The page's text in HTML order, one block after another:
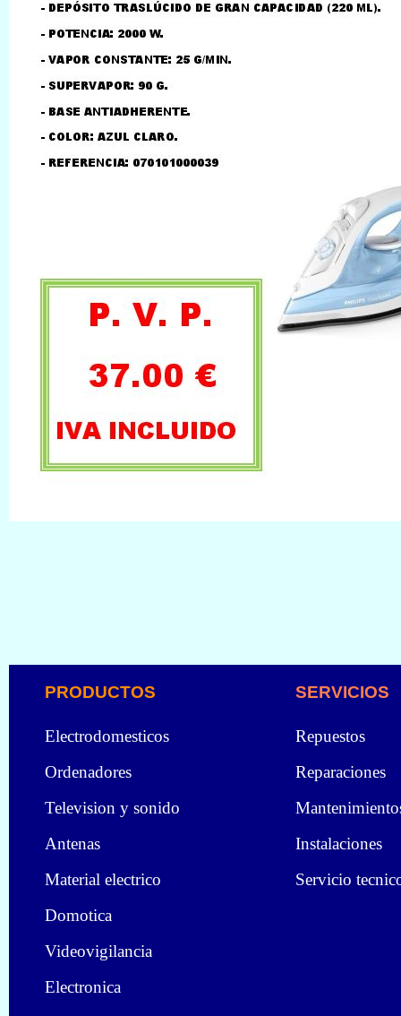
SERVICIOS
PRODUCTOS
Electrodomesticos
Ordenadores
Television y sonido
Antenas
Material electrico
Domotica
Videovigilancia
Electronica
Repuestos
Reparaciones
Instalaciones
Servicio